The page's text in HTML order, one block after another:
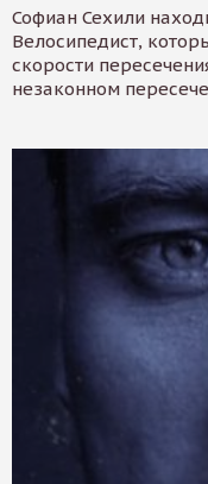
Софиан Сехили
Велосипедист,
скорости
незаконном